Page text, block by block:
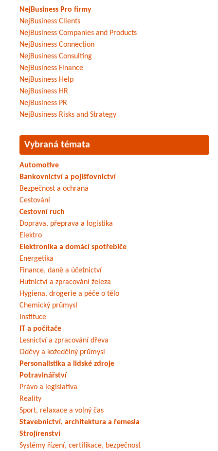
NejBusiness Pro firmy
NejBusiness Clients
NejBusiness Companies and Products
NejBusiness Connection
NejBusiness Consulting
NejBusiness Finance
NejBusiness Help
NejBusiness HR
NejBusiness PR
NejBusiness Risks and Strategy
Vybraná témata
Automotive
Bankovnictví a pojišťovnictví
Bezpečnost a ochrana
Cestování
Cestovní ruch
Doprava, přeprava a logistika
Elektro
Elektronika a domácí spotřebiče
Energetika
Finance, daně a účetnictví
Hutnictví a zpracování železa
Hygiena, drogerie a péče o tělo
Chemický průmysl
Instituce
IT a počítače
Lesnictví a zpracování dřeva
Oděvy a kožedělný průmysl
Personalistika a lidské zdroje
Potravinářství
Právo a legislativa
Reality
Sport, relaxace a volný čas
Stavebnictví, architektura a řemesla
Strojírenství
Systémy řízení, certifikace, bezpečnost